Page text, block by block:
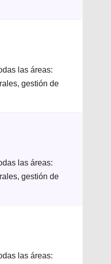
las áreas:
gestión de
las áreas:
gestión de
las áreas: